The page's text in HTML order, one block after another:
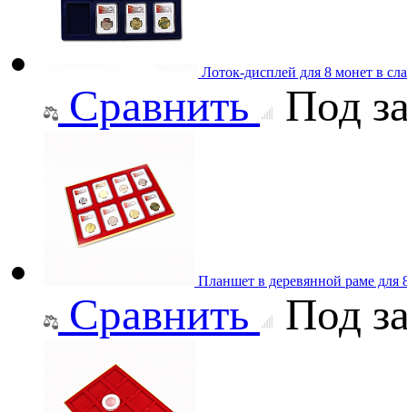
Лоток-дисплей для 8 монет в
Сравнить Под
Планшет в деревянной раме
Сравнить Под